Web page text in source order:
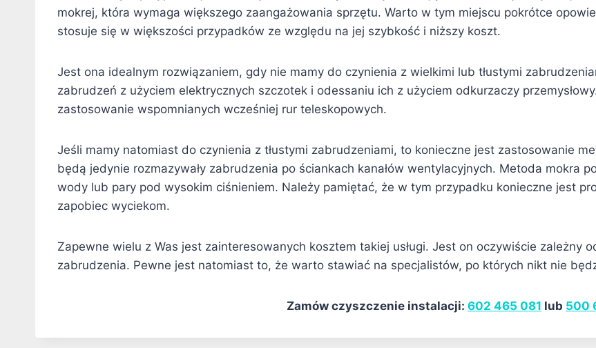
mokrej, która wymaga większego zaangażowania sprzętu. Warto w tym miejscu pokrótce
stosuje się w większości przypadków ze względu na jej szybkość i niższy koszt.
Jest ona idealnym rozwiązaniem, gdy nie mamy do czynienia z wielkimi lub tłustymi
zabrudzeń z użyciem elektrycznych szczotek i odessaniu ich z użyciem odkurzaczy
zastosowanie wspomnianych wcześniej rur teleskopowych.
Jeśli mamy natomiast do czynienia z tłustymi zabrudzeniami, to konieczne jest zastosowanie
będą jedynie rozmazywały zabrudzenia po ściankach kanałów wentylacyjnych. Metoda mokra
wody lub pary pod wysokim ciśnieniem. Należy pamiętać, że w tym przypadku konieczne jest
zapobiec wyciekom.
Zapewne wielu z Was jest zainteresowanych kosztem takiej usługi. Jest on oczywiście zależny
zabrudzenia. Pewne jest natomiast to, że warto stawiać na specjalistów, po których nikt nie
Zamów czyszczenie instalacji: 602 465 081 lub 500